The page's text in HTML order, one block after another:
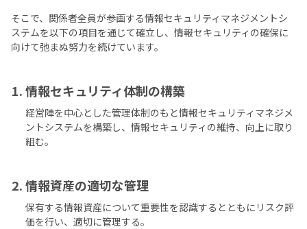
そこで、関係者全員が参画する情報セキュリティマネジメントシ
ステムを以下の項目を通じて確立し、情報セキュリティの確保に
向けて弛まぬ努力を続けています。
情報セキュリティ体制の構築
経営陣を中心とした管理体制のもと情報セキュリティマネジメ
ントシステムを構築し、情報セキュリティの維持、向上に取り
組む。
情報資産の適切な管理
保有する情報資産について重要性を認識するとともにリスク評
価を行い、適切に管理する。